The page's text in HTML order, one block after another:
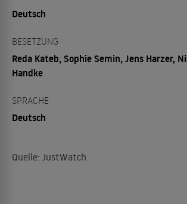
Deutsch
BESETZUNG
Reda Kateb, Sophie Semin, Jens Harzer,
Handke
SPRACHE
Deutsch
Quelle: JustWatch